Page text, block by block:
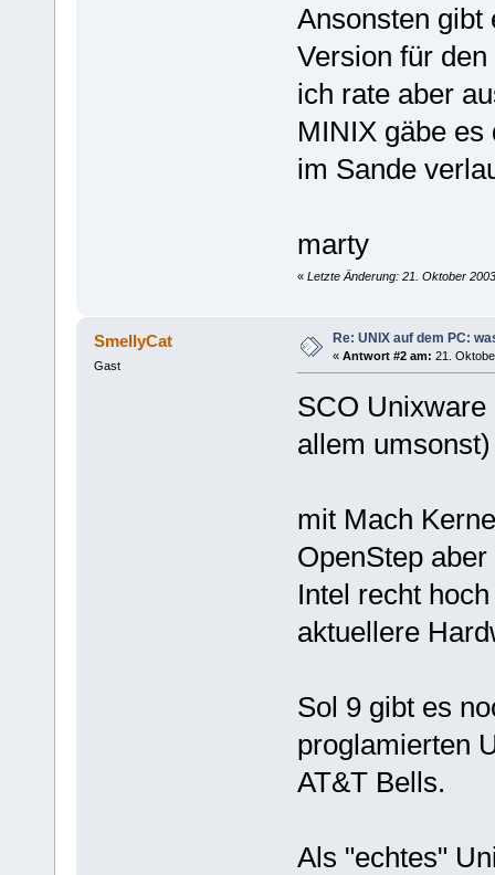
Ansonsten gibt
Version für
ich rate aber
MINIX gäbe
im Sande
marty
« Letzte Änderung: 21. Oktober
SmellyCat
Gast
Re: UNIX auf dem PC:
« Antwort #2 am: 21.
SCO
allem
mit Mach
OpenStep
Intel recht
aktuellere
Sol 9 gibt es
proglamierten
AT&T Bells.
Als "echtes"